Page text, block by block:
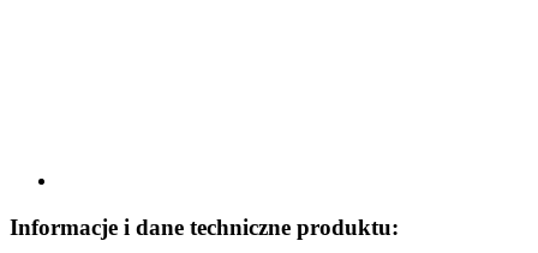
Informacje i dane techniczne produktu: